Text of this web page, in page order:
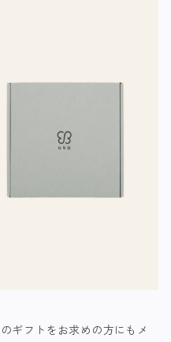
のギフト を お求めの方に も メ